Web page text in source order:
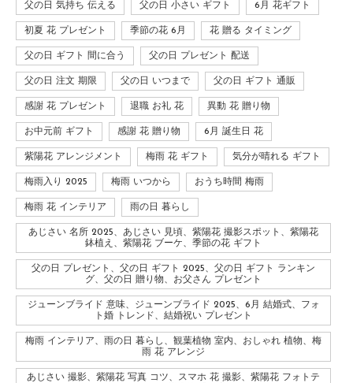
父の日 気持ち 伝える 父の日 小さい ギフト 6月 花ギフト
初夏 花 プレゼント 季節の花 6月 花 贈る タイミング
父の日 ギフト 間に合う 父の日 プレゼント 配送
父の日 注文 期限 父の日 いつまで 父の日 ギフト 通販
感謝 花 プレゼント 退職 お礼 花 異動 花 贈り物
お中元前 ギフト 感謝 花 贈り物 6月 誕生日 花
紫陽花 アレンジメント 梅雨 花 ギフト 気分が晴れる ギフト
梅雨入り 2025 梅雨 いつから おうち時間 梅雨
梅雨 花 インテリア 雨の日 暮らし
あじさい 名所 2025、あじさい 見頃、紫陽花 撮影スポット、紫陽花
鉢植え、紫陽花 ブーケ、季節の花 ギフト
父の日 プレゼント、父の日 ギフト 2025、父の日 ギフト ランキン
グ、父の日 贈り物、お父さん プレゼント
ジューンブライド 意味、ジューンブライド 2025、6月 結婚式、フォ
ト婚 トレンド、結婚祝い プレゼント
梅雨 インテリア、雨の日 暮らし、観葉植物 室内、おしゃれ 植物、梅
雨 花 アレンジ
あじさい 撮影、紫陽花 写真 コツ、スマホ 花 撮影、紫陽花 フォトテ